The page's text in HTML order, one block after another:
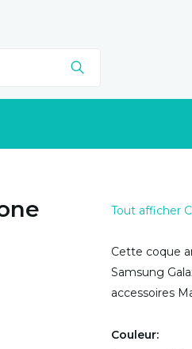
Tout afficher
Cette coque
Samsung
accessoires
Couleur: